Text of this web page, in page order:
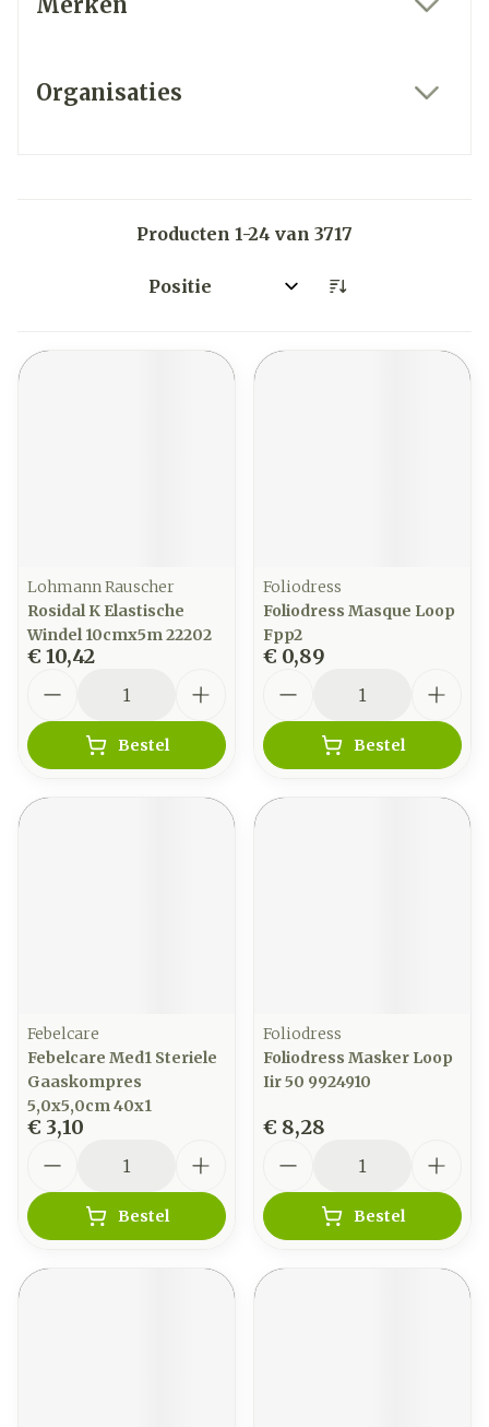
Organisaties
Producten 1-24 van 3717
Sorteer op:
Lohmann Rauscher
Rosidal K Elastische
Windel 10cmx5m 22202
€ 10,42
Bestel
Foliodress
Foliodress Masque Loop
Fpp2
€ 0,89
Bestel
Febelcare
Febelcare Med1 Steriele
Gaaskompres
5,0x5,0cm 40x1
€ 3,10
Bestel
Foliodress
Foliodress Masker Loop
Iir 50 9924910
€ 8,28
Bestel